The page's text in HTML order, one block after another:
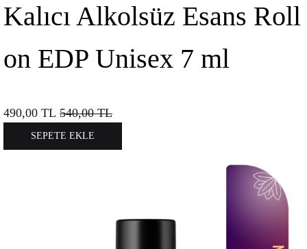
Kalıcı Alkolsüz Esans Roll
on EDP Unisex 7 ml
490,00 TL 540,00TL
SEPETE EKLE